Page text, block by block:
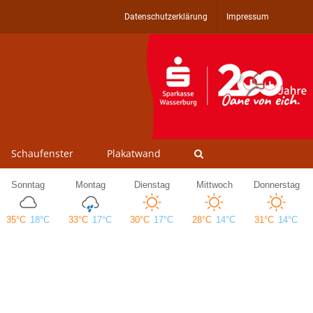
Datenschutzerklärung Impressum
Schaufenster Plakatwand